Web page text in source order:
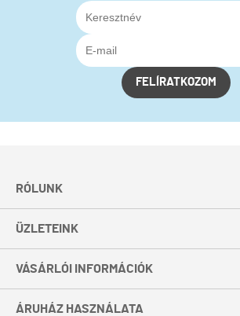
FELÍRATKOZOM
RÓLUNK
ÜZLETEINK
VÁSÁRLÓI INFORMÁCIÓK
ÁRUHÁZ HASZNÁLATA